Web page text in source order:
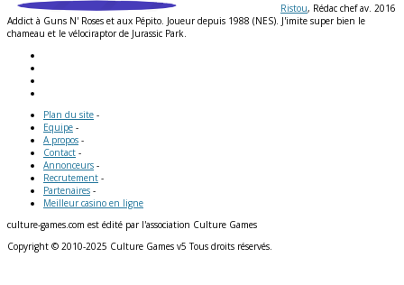
Ristou, Rédac chef av. 2016
Addict à Guns N' Roses et aux Pépito. Joueur depuis 1988 (NES). J'imite super bien le
chameau et le vélociraptor de Jurassic Park.
Plan du site -
Equipe -
A propos -
Contact -
Annonceurs -
Recrutement -
Partenaires -
Meilleur casino en ligne
culture-games.com est édité par l'association Culture Games
Copyright © 2010-2025 Culture Games v5 Tous droits réservés.